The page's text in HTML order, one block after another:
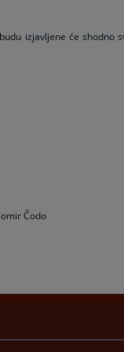
izjavljene će shodno